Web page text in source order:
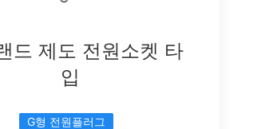
드 제도 전원소켓 타
입
G형 전원플러그